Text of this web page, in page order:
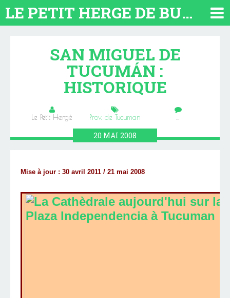
LE PETIT HERGE DE BUENOS AIRES 2026. TOUT SUR L'ARGENTINE
SAN MIGUEL DE
TUCUMÁN :
HISTORIQUE
Le Petit Hergé Prov. de Tucuman …
20 MAI 2008
Mise à jour : 30 avril 2011 / 21 mai 2008